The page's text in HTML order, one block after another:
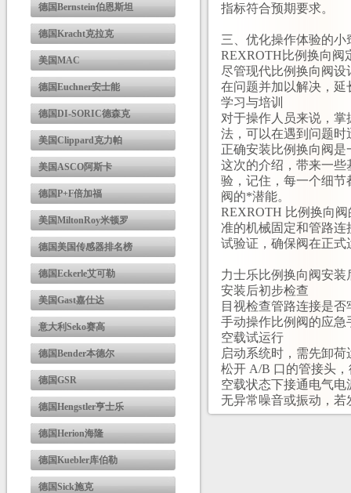
德国Bernstein伯恩斯坦
德国Kracht克拉克
美国MAC
德国Euchner安士能
德国DI-SORIC德森克
美国Clippard克力帕
美国ASCO阿斯卡
德国P+F倍加福
美国MiltonRoy米顿罗
德国美国传感器排名榜
德国Eckerle艾可勒
美国Gast嘉仕达
意大利Seko赛高
德国Bender本德尔
德国GSR
德国Hengstler亨士乐
德国Herion海隆
德国Kuebler库伯勒
德国Sick施克
指标符合预期要求。
三、优化操作体验的小
REXROTH比例换向阀
尽管现代比例换向阀
在问题并加以解决，
学习与培训
对于操作人员来说，
法，可以在遇到问题
正确安装比例换向阀
这次的介绍，带来一
验，记住，每一个细
阀的*潜能。
REXROTH 比例换向
准的机械固定和管路
试验证，确保阀在正
力士乐比例换向阀安
安装后初步检查
目视检查管路连接是
手动操作比例阀的应
空载试运行
启动系统时，需先卸
松开 A/B 口的管接头
空载状态下接通电气
无异常噪音或振动，